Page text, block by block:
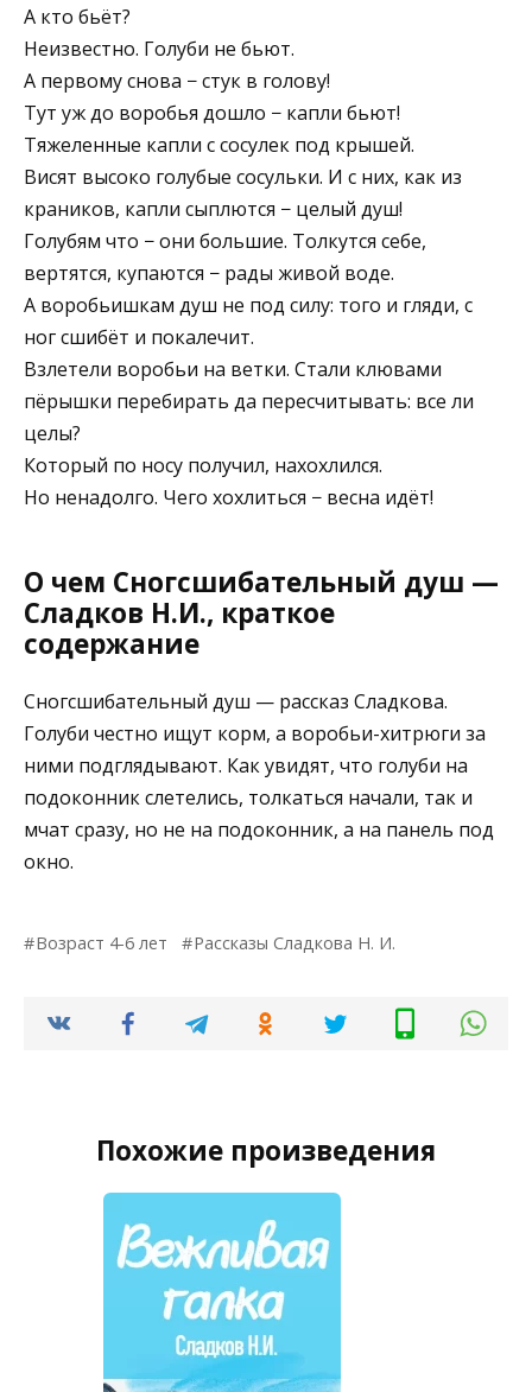
А кто бьёт?
Неизвестно. Голуби не бьют.
А первому снова − стук в голову!
Тут уж до воробья дошло − капли бьют!
Тяжеленные капли с сосулек под крышей.
Висят высоко голубые сосульки. И с них, как из
краников, капли сыплются − целый душ!
Голубям что − они большие. Толкутся себе,
вертятся, купаются − рады живой воде.
А воробьишкам душ не под силу: того и гляди, с
ног сшибёт и покалечит.
Взлетели воробьи на ветки. Стали клювами
пёрышки перебирать да пересчитывать: все ли
целы?
Который по носу получил, нахохлился.
Но ненадолго. Чего хохлиться − весна идёт!
О чем Сногсшибательный душ —
Сладков Н.И., краткое
содержание
Сногсшибательный душ — рассказ Сладкова.
Голуби честно ищут корм, а воробьи-хитрюги за
ними подглядывают. Как увидят, что голуби на
подоконник слетелись, толкаться начали, так и
мчат сразу, но не на подоконник, а на панель под
окно.
Возраст 4-6 лет Рассказы Сладкова Н. И.
Похожие произведения